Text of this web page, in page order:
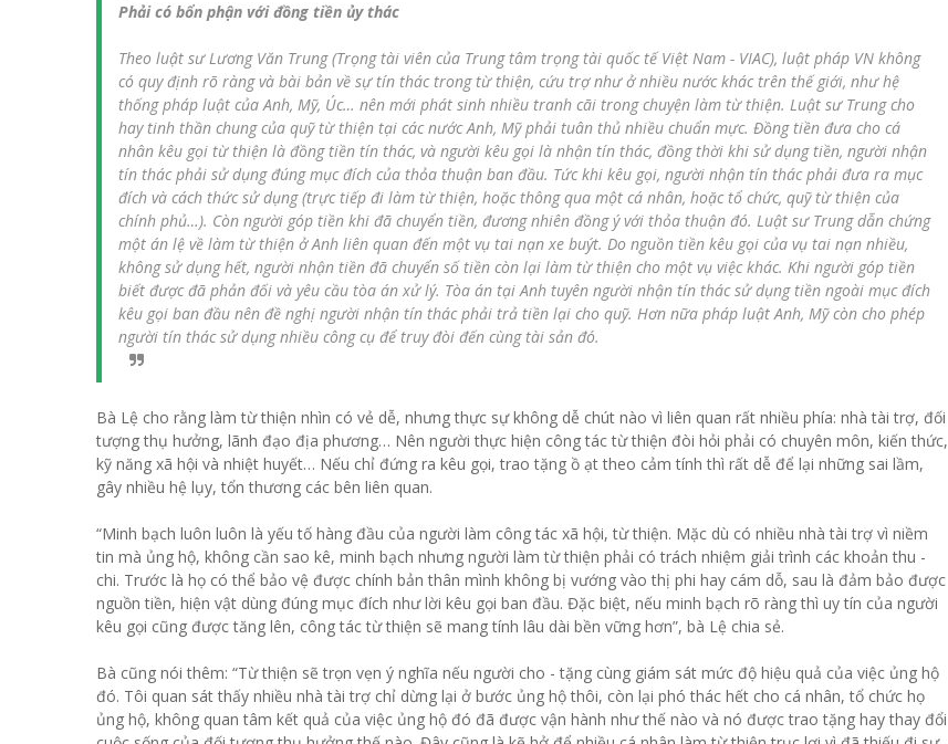
Phải có bổn phận với đồng tiền ủy thác
Theo luật sư Lương Văn Trung (Trọng tài viên của Trung tâm trọng tài quốc tế Việt Nam - VIAC), luật pháp VN không
có quy định rõ ràng và bài bản về sự tín thác trong từ thiện, cứu trợ như ở nhiều nước khác trên thế giới, như hệ
thống pháp luật của Anh, Mỹ, Úc… nên mới phát sinh nhiều tranh cãi trong chuyện làm từ thiện. Luật sư Trung cho
hay tinh thần chung của quỹ từ thiện tại các nước Anh, Mỹ phải tuân thủ nhiều chuẩn mực. Đồng tiền đưa cho cá
nhân kêu gọi từ thiện là đồng tiền tín thác, và người kêu gọi là nhận tín thác, đồng thời khi sử dụng tiền, người nhận
tín thác phải sử dụng đúng mục đích của thỏa thuận ban đầu. Tức khi kêu gọi, người nhận tín thác phải đưa ra mục
đích và cách thức sử dụng (trực tiếp đi làm từ thiện, hoặc thông qua một cá nhân, hoặc tổ chức, quỹ từ thiện của
chính phủ…). Còn người góp tiền khi đã chuyển tiền, đương nhiên đồng ý với thỏa thuận đó. Luật sư Trung dẫn chứng
một án lệ về làm từ thiện ở Anh liên quan đến một vụ tai nạn xe buýt. Do nguồn tiền kêu gọi của vụ tai nạn nhiều,
không sử dụng hết, người nhận tiền đã chuyển số tiền còn lại làm từ thiện cho một vụ việc khác. Khi người góp tiền
biết được đã phản đối và yêu cầu tòa án xử lý. Tòa án tại Anh tuyên người nhận tín thác sử dụng tiền ngoài mục đích
kêu gọi ban đầu nên đề nghị người nhận tín thác phải trả tiền lại cho quỹ. Hơn nữa pháp luật Anh, Mỹ còn cho phép
người tín thác sử dụng nhiều công cụ để truy đòi đến cùng tài sản đó.
Bà Lệ cho rằng làm từ thiện nhìn có vẻ dễ, nhưng thực sự không dễ chút nào vì liên quan rất nhiều phía: nhà tài trợ, đối
tượng thụ hưởng, lãnh đạo địa phương… Nên người thực hiện công tác từ thiện đòi hỏi phải có chuyên môn, kiến thức,
kỹ năng xã hội và nhiệt huyết… Nếu chỉ đứng ra kêu gọi, trao tặng ồ ạt theo cảm tính thì rất dễ để lại những sai lầm,
gây nhiều hệ lụy, tổn thương các bên liên quan.
“Minh bạch luôn luôn là yếu tố hàng đầu của người làm công tác xã hội, từ thiện. Mặc dù có nhiều nhà tài trợ vì niềm
tin mà ủng hộ, không cần sao kê, minh bạch nhưng người làm từ thiện phải có trách nhiệm giải trình các khoản thu -
chi. Trước là họ có thể bảo vệ được chính bản thân mình không bị vướng vào thị phi hay cám dỗ, sau là đảm bảo được
nguồn tiền, hiện vật dùng đúng mục đích như lời kêu gọi ban đầu. Đặc biệt, nếu minh bạch rõ ràng thì uy tín của người
kêu gọi cũng được tăng lên, công tác từ thiện sẽ mang tính lâu dài bền vững hơn”, bà Lệ chia sẻ.
Bà cũng nói thêm: “Từ thiện sẽ trọn vẹn ý nghĩa nếu người cho - tặng cùng giám sát mức độ hiệu quả của việc ủng hộ
đó. Tôi quan sát thấy nhiều nhà tài trợ chỉ dừng lại ở bước ủng hộ thôi, còn lại phó thác hết cho cá nhân, tổ chức họ
ủng hộ, không quan tâm kết quả của việc ủng hộ đó đã được vận hành như thế nào và nó được trao tặng hay thay đổi